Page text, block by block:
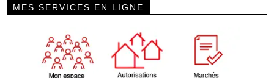
MES SERVICES EN LIGNE